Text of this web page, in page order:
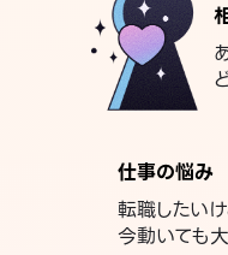
仕事の悩み
転職したいけ
今動いても